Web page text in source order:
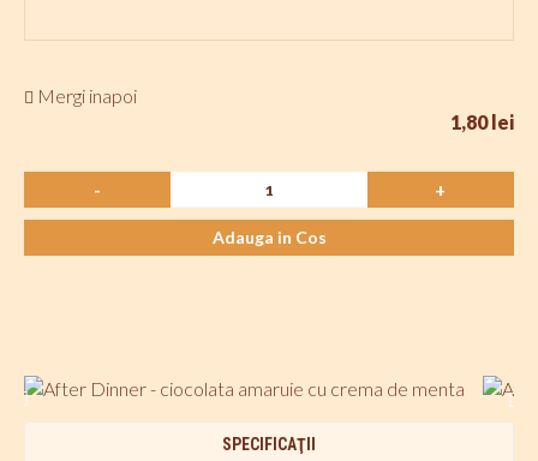
SPECIFICAŢII
Mergi inapoi
1,80 lei
- +
Adauga in Cos